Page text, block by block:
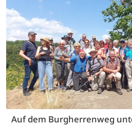
Auf dem Burgherrenweg